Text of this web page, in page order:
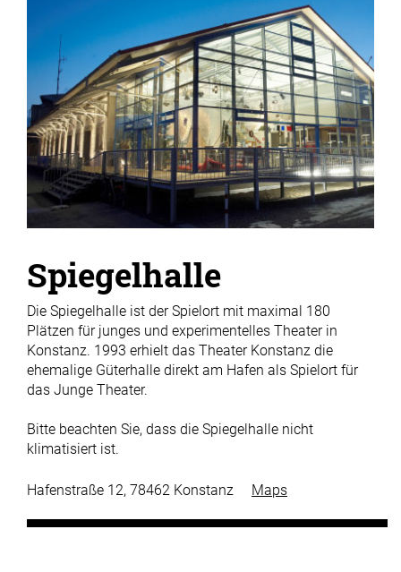
Spiegelhalle
Die Spiegelhalle ist der Spielort mit maximal 180
Plätzen für junges und experimentelles Theater in
Konstanz. 1993 erhielt das Theater Konstanz die
ehemalige Güterhalle direkt am Hafen als Spielort für
das Junge Theater.
Bitte beachten Sie, dass die Spiegelhalle nicht
klimatisiert ist.
Hafenstraße 12, 78462 Konstanz Maps